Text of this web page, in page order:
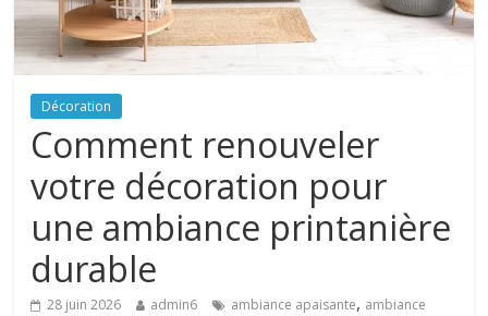
Décoration
Comment renouveler
votre décoration pour
une ambiance printanière
durable
28 juin 2026 admin6 ambiance apaisante, ambiance